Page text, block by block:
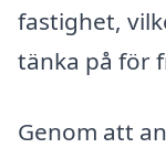
fastighet,
tänka på för
Genom att